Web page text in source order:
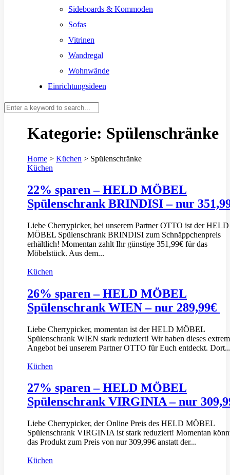
Sideboards & Kommoden
Sofas
Vitrinen
Wandregal
Wohnwände
Einrichtungsideen
Kategorie: Spülenschränke
Home > Küchen > Spülenschränke
Küchen
22% sparen – HELD MÖBEL
Spülenschrank BRINDISI – nur
Liebe Cherrypicker, bei unserem Partner OTTO ist der HELD
MÖBEL Spülenschrank BRINDISI zum Schnäppchenpreis
erhältlich! Momentan zahlt Ihr günstige 351,99€ für das
Möbelstück. Aus dem...
Küchen
26% sparen – HELD MÖBEL
Spülenschrank WIEN – nur 289,99€
Liebe Cherrypicker, momentan ist der HELD MÖBEL
Spülenschrank WIEN stark reduziert! Wir haben dieses
Angebot bei unserem Partner OTTO für Euch entdeckt.
Küchen
27% sparen – HELD MÖBEL
Spülenschrank VIRGINIA – nur
Liebe Cherrypicker, der Online Preis des HELD MÖBEL
Spülenschrank VIRGINIA ist stark reduziert! Momentan
das Produkt zum Preis von nur 309,99€ anstatt der...
Küchen